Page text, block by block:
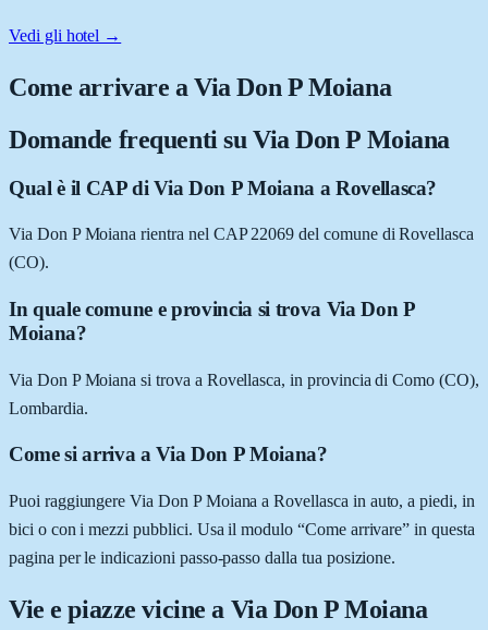
Vedi gli hotel →
Come arrivare aVia Don P Moiana
Domande frequenti su Via Don P Moiana
Qual è il CAP di Via Don P Moiana a Rovellasca?
Via Don P Moiana rientra nel CAP 22069 del comune di Rovellasca
(CO).
In quale comune e provincia si trova Via Don P
Moiana?
Via Don P Moiana si trova a Rovellasca, in provincia di Como (CO),
Lombardia.
Come si arriva a Via Don P Moiana?
Puoi raggiungere Via Don P Moiana a Rovellasca in auto, a piedi, in
bici o con i mezzi pubblici. Usa il modulo “Come arrivare” in questa
pagina per le indicazioni passo-passo dalla tua posizione.
Vie e piazze vicine a Via Don P Moiana